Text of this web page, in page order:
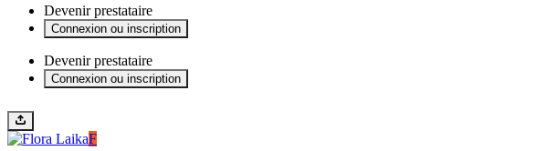
Devenir prestataire
Connexion ou inscription
Devenir prestataire
Connexion ou inscription
F